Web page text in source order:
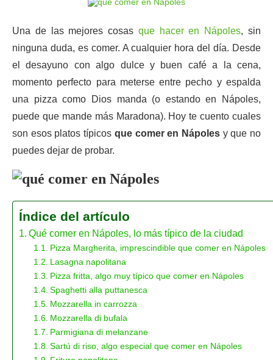
Una de las mejores cosas que hacer en Nápoles, sin
ninguna duda, es comer. A cualquier hora del día. Desde
el desayuno con algo dulce y buen café a la cena,
momento perfecto para meterse entre pecho y espalda
una pizza como Dios manda (o estando en Nápoles,
puede que mande más Maradona). Hoy te cuento cuales
son esos platos típicos que comer en Nápolesy que no
puedes dejar de probar.
Índice del artículo
Qué comer en Nápoles, lo más típico de la ciudad
Pizza Margherita, imprescindible que comer en Nápoles
Lasagna napolitana
Pizza fritta, algo muy típico que comer en Nápoles
Spaghetti alla puttanesca
Mozzarella in carrozza
Mozzarella di bufala
Parmigiana di melanzane
Sartú di riso, algo especial que comer en Nápoles